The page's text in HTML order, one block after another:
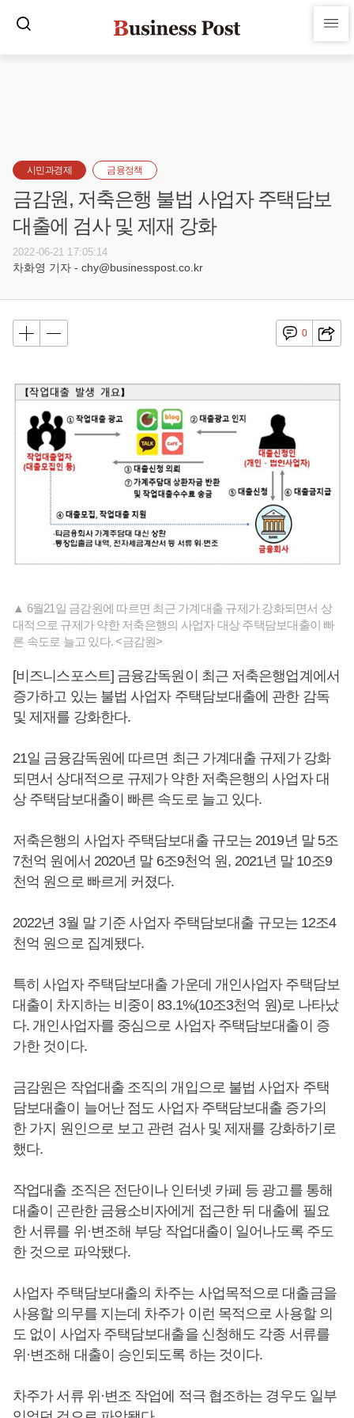
시민과경제 금융정책
금감원, 저축은행 불법 사업자 주택담보
대출에 검사 및 제재 강화
2022-06-21 17:05:14
차화영 기자 - chy@businesspost.co.kr
0
▲ 6월21일 금감원에 따르면 최근 가계대출 규제가 강화되면서 상
대적으로 규제가 약한 저축은행의 사업자 대상 주택담보대출이 빠
른 속도로 늘고 있다. <금감원>
[비즈니스포스트] 금융감독원이 최근 저축은행업계에서
증가하고 있는 불법 사업자 주택담보대출에 관한 감독
및 제재를 강화한다.
21일 금융감독원에 따르면 최근 가계대출 규제가 강화
되면서 상대적으로 규제가 약한 저축은행의 사업자 대
상 주택담보대출이 빠른 속도로 늘고 있다.
저축은행의 사업자 주택담보대출 규모는 2019년 말 5조
7천억 원에서 2020년 말 6조9천억 원, 2021년 말 10조9
천억 원으로 빠르게 커졌다.
2022년 3월 말 기준 사업자 주택담보대출 규모는 12조4
천억 원으로 집계됐다.
특히 사업자 주택담보대출 가운데 개인사업자 주택담보
대출이 차지하는 비중이 83.1%(10조3천억 원)로 나타났
다. 개인사업자를 중심으로 사업자 주택담보대출이 증
가한 것이다.
금감원은 작업대출 조직의 개입으로 불법 사업자 주택
담보대출이 늘어난 점도 사업자 주택담보대출 증가의
한 가지 원인으로 보고 관련 검사 및 제재를 강화하기로
했다.
작업대출 조직은 전단이나 인터넷 카페 등 광고를 통해
대출이 곤란한 금융소비자에게 접근한 뒤 대출에 필요
한 서류를 위·변조해 부당 작업대출이 일어나도록 주도
한 것으로 파악됐다.
사업자 주택담보대출의 차주는 사업목적으로 대출금을
사용할 의무를 지는데 차주가 이런 목적으로 사용할 의
도 없이 사업자 주택담보대출을 신청해도 각종 서류를
위·변조해 대출이 승인되도록 하는 것이다.
차주가 서류 위·변조 작업에 적극 협조하는 경우도 일부